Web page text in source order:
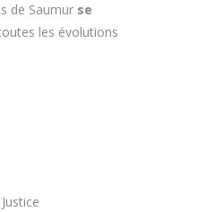
de Saumur se
les évolutions